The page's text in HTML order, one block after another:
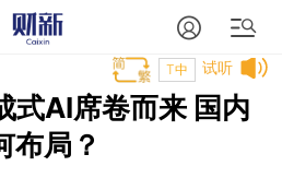
试听
T中
式AI席卷而来 国内
布局？